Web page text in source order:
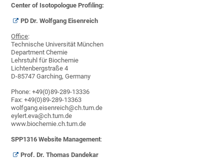
Center of Isotopologue Profiling:
PD Dr. Wolfgang Eisenreich
Office:
Technische Universität München
Department Chemie
Lehrstuhl für Biochemie
Lichtenbergstraße 4
D-85747 Garching, Germany
Phone: +49(0)89-289-13336
Fax: +49(0)89-289-13363
wolfgang.eisenreich@ch.tum.de
eylert.eva@ch.tum.de
www.biochemie.ch.tum.de
SPP1316 Website Management:
Prof. Dr. Thomas Dandekar